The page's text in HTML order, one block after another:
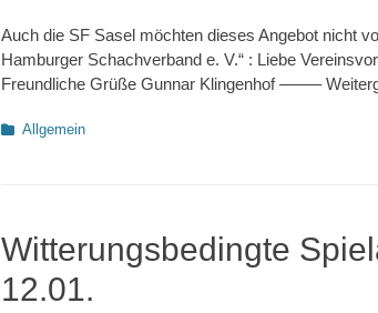
Auch die SF Sasel möchten dieses Angebot nicht
Hamburger Schachverband e. V.“ : Liebe
Freundliche Grüße Gunnar Klingenhof ——–
Kategorien
Allgemein
Witterungsbedingte
12.01.